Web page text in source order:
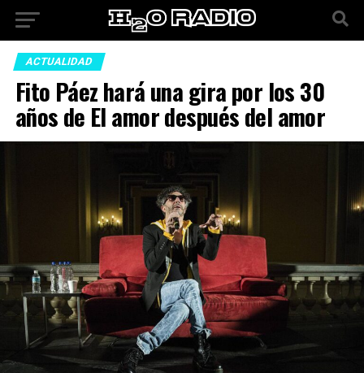
ACTUALIDAD
Fito Páez hará una gira por los 30
años de El amor después del amor